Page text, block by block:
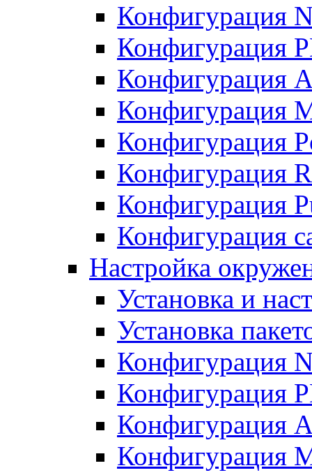
Конфигурация
Конфигурация
Конфигурация
Конфигурация
Конфигурация
Конфигурация
Конфигурация
Конфигурация
Настройка
Установка и
Установка
Конфигурация
Конфигурация
Конфигурация
Конфигурация